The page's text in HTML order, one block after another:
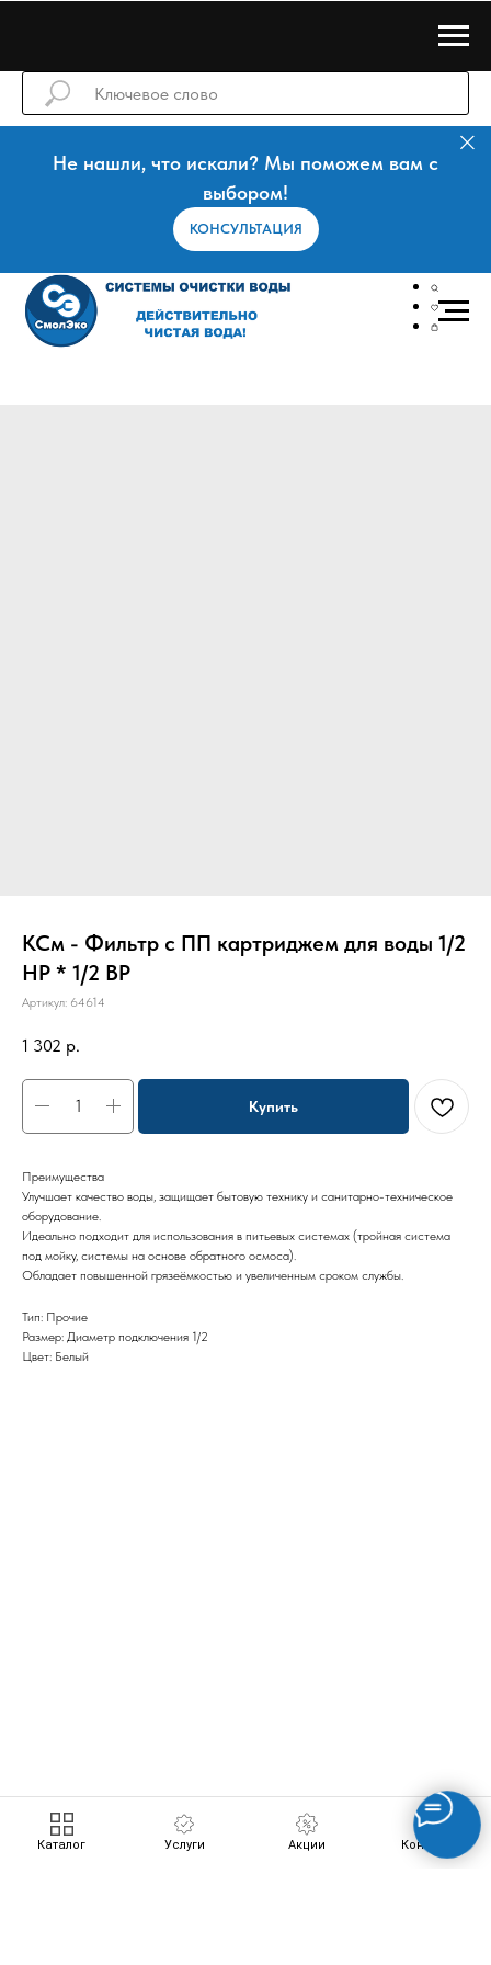
Не нашли, что искали? Мы поможем вам с
выбором!
КОНСУЛЬТАЦИЯ
Каталог Услуги Акции Контакты
КСм - Фильтр с ПП картриджем для воды 1/2
НР * 1/2 ВР
Артикул: 64614
1 302 р.
Купить
Преимущества
Улучшает качество воды, защищает бытовую технику и санитарно-техническое
оборудование.
Идеально подходит для использования в питьевых системах (тройная система
под мойку, системы на основе обратного осмоса).
Обладает повышенной грязеёмкостью и увеличенным сроком службы.
Тип: Прочие
Размер: Диаметр подключения 1/2
Цвет: Белый